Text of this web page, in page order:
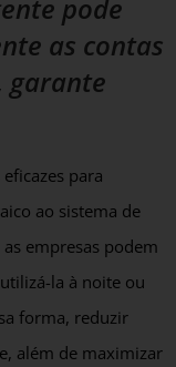
pode
as contas
garante
para
ao sistema de
empresas podem
la à noite ou
forma, reduzir
além de maximizar